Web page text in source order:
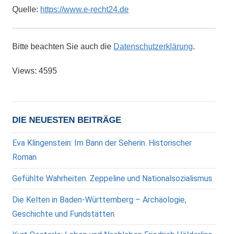
Quelle: https://www.e-recht24.de
Bitte beachten Sie auch die Datenschutzerklärung.
Views: 4595
DIE NEUESTEN BEITRÄGE
Eva Klingenstein: Im Bann der Seherin. Historischer
Roman
Gefühlte Wahrheiten. Zeppeline und Nationalsozialismus
Die Kelten in Baden-Württemberg – Archäologie,
Geschichte und Fundstätten